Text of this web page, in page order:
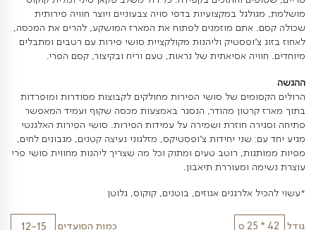
וויזואלית מפתיעה ויוצאת מן הכלל מחכה לכם עם מארז
המקורי של קסם הפרי. הסושי הפירותי שלנו מעורב
וטעמים מתוקים ומיוחדים, תוך שימוש במגוון פירות
וחתוכים בקפידה. כל רול משלב פקאן סיני ומלית קוקוס
במקצועיות בדפי סויה צבעוניים ויוצר חוויה פירותית
מוזמנים לפתוח את המארז המושקע, להרים את המכסה,
וליהנות מקולקציית סושי פירות עם רטבים ומתבלים
אסיאתית של נראות, טעם וריח ובקיצור, קסם הפרי.
של סושי הפירות מחולקים לקבוצות מסודרות ומופרדות